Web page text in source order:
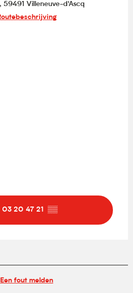
59491 Villeneuve-d'Ascq
03 20 47 21 ▒▒
Een fout melden